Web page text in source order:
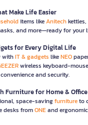
Make Life Easier
items likeAnitechkettles,
and more—ready for your
for Every Digital Life
withIT & gadgets likeNEO
wireless keyboard-
and security.
Furniture for Home & Office
space-savingfurnitureto
desks fromONEand